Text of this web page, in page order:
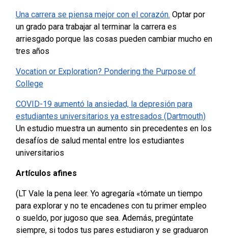
Una carrera se piensa mejor con el corazón. Optar por
un grado para trabajar al terminar la carrera es
arriesgado porque las cosas pueden cambiar mucho en
tres años
Vocation or Exploration? Pondering the Purpose of
College
COVID-19 aumentó la ansiedad, la depresión para
estudiantes universitarios ya estresados (Dartmouth)
Un estudio muestra un aumento sin precedentes en los
desafíos de salud mental entre los estudiantes
universitarios
Artículos afines
(LT Vale la pena leer. Yo agregaría «tómate un tiempo
para explorar y no te encadenes con tu primer empleo
o sueldo, por jugoso que sea. Además, pregúntate
siempre, si todos tus pares estudiaron y se graduaron